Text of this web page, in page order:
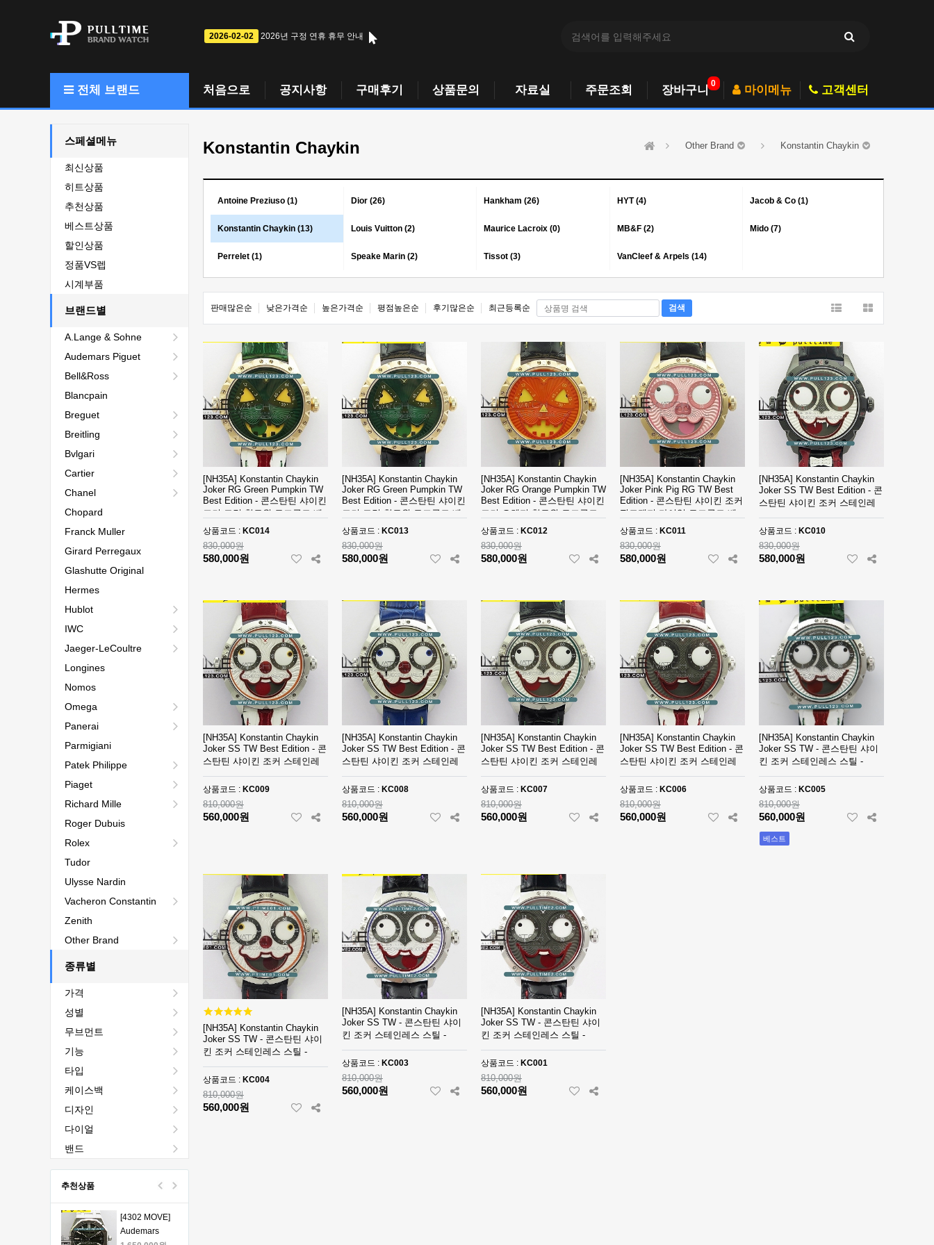
2026-02-02 2026년 구정 연휴 휴무 안내
전체 브랜드 처음으로 공지사항 구매후기 상품문의 자료실 주문조회 0
장바구니 마이메뉴 고객센터
스페셜메뉴
최신상품
히트상품
추천상품
베스트상품
할인상품
정품VS렙
시계부품
브랜드별
A.Lange & Sohne
Audemars Piguet
Bell&Ross
Blancpain
Breguet
Breitling
Bvlgari
Cartier
Chanel
Chopard
Franck Muller
Girard Perregaux
Glashutte Original
Hermes
Hublot
IWC
Jaeger-LeCoultre
Longines
Nomos
Omega
Panerai
Parmigiani
Patek Philippe
Piaget
Richard Mille
Roger Dubuis
Rolex
Tudor
Ulysse Nardin
Vacheron Constantin
Zenith
Other Brand
종류별
가격
성별
무브먼트
기능
타입
케이스백
디자인
다이얼
밴드
추천상품
26240 50th SS
그래프 50주년
1,330,000원
26240 50th SS
얄오크 크르노
모델 베스트에
디션
Oak Chrono
V2 DDF 1:1
Best Edition -
1,330,000원
[4302 MOVE]
Audemars
Konstantin Chaykin Other Brand Konstantin Chaykin
Antoine Preziuso (1) Dior (26) Hankham (26) HYT (4) Jacob & Co (1)
Konstantin Chaykin (13) Louis Vuitton (2) Maurice Lacroix (0) MB&F (2) Mido (7)
Perrelet (1) Speake Marin (2) Tissot (3) VanCleef & Arpels (14)
판매많은순 낮은가격순 높은가격순 평점높은순 후기많은순 최근등록순
[NH35A] Konstantin Chaykin
Joker RG Green Pumpkin TW
Best Edition - 콘스탄틴 샤이킨
조커 그린 할로윈 로즈골드 베
스트에디션
상품코드 : KC014
830,000원
580,000원
[NH35A] Konstantin Chaykin
Joker RG Green Pumpkin TW
Best Edition - 콘스탄틴 샤이킨
조커 그린 할로윈 로즈골드 베
스트에디션
상품코드 : KC013
830,000원
580,000원
[NH35A] Konstantin Chaykin
Joker RG Orange Pumpkin TW
Best Edition - 콘스탄틴 샤이킨
조커 오렌지 할로윈 로즈골드
베스트에디션
상품코드 : KC012
830,000원
580,000원
[NH35A] Konstantin Chaykin
Joker Pink Pig RG TW Best
Edition - 콘스탄틴 샤이킨 조커
핑크돼지 다이얼 로즈골드 베
스트에디션
상품코드 : KC011
830,000원
580,000원
[NH35A] Konstantin Chaykin
Joker SS TW Best Edition - 콘
스탄틴 샤이킨 조커 스테인레
스 스틸 베스트에디션
상품코드 : KC010
830,000원
580,000원
[NH35A] Konstantin Chaykin
Joker SS TW Best Edition - 콘
스탄틴 샤이킨 조커 스테인레
스 스틸 베스트에디션
상품코드 : KC009
810,000원
560,000원
[NH35A] Konstantin Chaykin
Joker SS TW Best Edition - 콘
스탄틴 샤이킨 조커 스테인레
스 스틸 베스트에디션
상품코드 : KC008
810,000원
560,000원
[NH35A] Konstantin Chaykin
Joker SS TW Best Edition - 콘
스탄틴 샤이킨 조커 스테인레
스 스틸 베스트에디션
상품코드 : KC007
810,000원
560,000원
[NH35A] Konstantin Chaykin
Joker SS TW Best Edition - 콘
스탄틴 샤이킨 조커 스테인레
스 스틸 베스트에디션
상품코드 : KC006
810,000원
560,000원
[NH35A] Konstantin Chaykin
Joker SS TW - 콘스탄틴 샤이
킨 조커 스테인레스 스틸 -
상품코드 : KC005
810,000원
560,000원
베스트
[NH35A] Konstantin Chaykin
Joker SS TW - 콘스탄틴 샤이
킨 조커 스테인레스 스틸 -
상품코드 : KC004
810,000원
560,000원
[NH35A] Konstantin Chaykin
Joker SS TW - 콘스탄틴 샤이
킨 조커 스테인레스 스틸 -
상품코드 : KC003
810,000원
560,000원
[NH35A] Konstantin Chaykin
Joker SS TW - 콘스탄틴 샤이
킨 조커 스테인레스 스틸 -
상품코드 : KC001
810,000원
560,000원